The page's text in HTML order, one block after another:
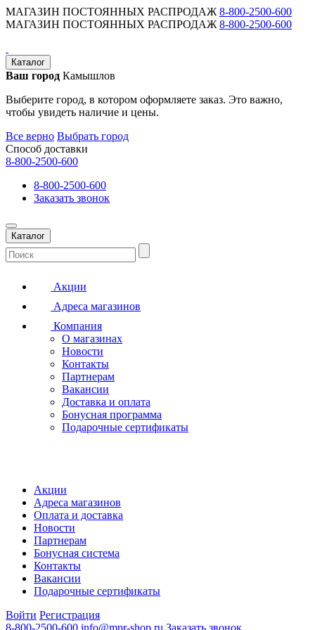
МАГАЗИН ПОСТОЯННЫХ РАСПРОДАЖ 8-800-2500-600
МАГАЗИН ПОСТОЯННЫХ РАСПРОДАЖ 8-800-2500-600
Каталог
Ваш город Камышлов
Выберите город, в котором оформляете заказ. Это важно,
чтобы увидеть наличие и цены.
Все верно Выбрать город
Способ доставки
8-800-2500-600
8-800-2500-600
Заказать звонок
Каталог
Акции
Адреса магазинов
Компания
О магазинах
Новости
Контакты
Партнерам
Вакансии
Доставка и оплата
Бонусная программа
Подарочные сертификаты
Акции
Адреса магазинов
Оплата и доставка
Новости
Партнерам
Бонусная система
Контакты
Вакансии
Подарочные сертификаты
Войти Регистрация
8-800-2500-600 info@mpr-shop.ru Заказать звонок